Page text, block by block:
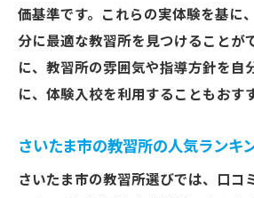
価基準です。これらの実体験を基に
分に最適な教習所を見つけることが
に、教習所の雰囲気や指導方針を自
に、体験入校を利用することもおす
さいたま市の教習所の人気ランキ
さいたま市の教習所選びでは、口コ